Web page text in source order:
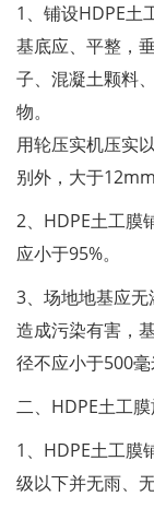
1、铺设HDPE土
基底应、平整，
子、混凝土颗料
物。
用轮压实机压实
别外，大于
2、HDPE土工膜
应小于95%。
3、场地地基应
造成污染有害，
径不应小于500毫
二、HDPE土工膜
1、HDPE土工膜
级以下并无雨、